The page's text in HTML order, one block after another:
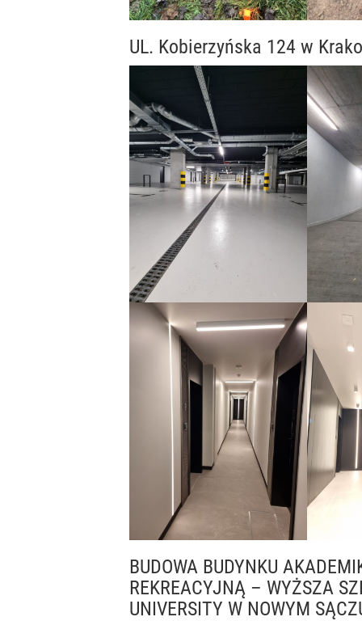
UL. Kobierzyńska 124 w
BUDOWA BUDYNKU
REKREACYJNĄ – WYŻSZA
UNIVERSITY W NOWYM